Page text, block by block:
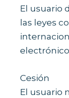
El usuario
las leyes
Cesión
El usuario